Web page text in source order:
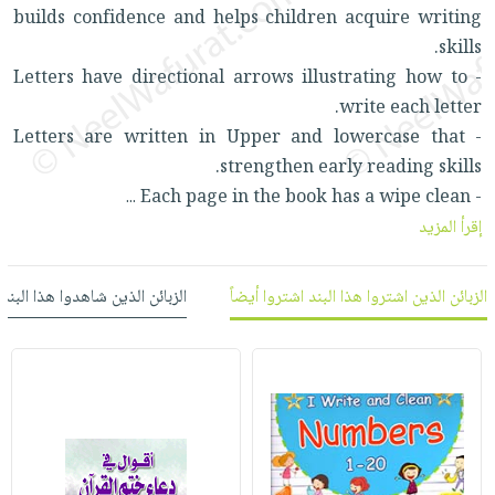
العناية
بالأسنان
الحمية
والتغذية
أدوات
المائدة
الأوعية
والتخزين
أدوات
المطبخ
الأكثر
مبيعاً
العودة
للمدارس
اكسسوارات
كتب
اكسسوارات
منزلية
اكسسوارات
ملابس
حلي
عناية
بالذات
شحن
مجاني
بنود
مختارة
اشتراكات
كل
الاشتراكات
صندوق
القراءة
iKitab
بحث
متقدم
نيل
وفرات
عن
الشركة
سياسة
الشركة
حسابك
لائحة
الأمنيات
builds confidence and helps children acquire writing
skills.
- Letters have directional arrows illustrating how to
write each letter.
- Letters are written in Upper and lowercase that
strengthen early reading skills.
- Each page in the book has a wipe clean
...
إقرأ المزيد
الزبائن الذين اشتروا هذا البند اشتروا أيضاً الزبائن الذين شاهدوا هذا